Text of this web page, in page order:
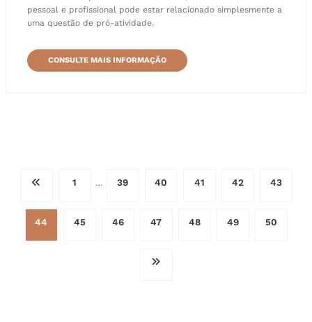
pessoal e profissional pode estar relacionado simplesmente a
uma questão de pró-atividade.
CONSULTE MAIS INFORMAÇÃO
Paginação
de
posts
1 … 39 40 41 42 43
44 45 46 47 48 49 50